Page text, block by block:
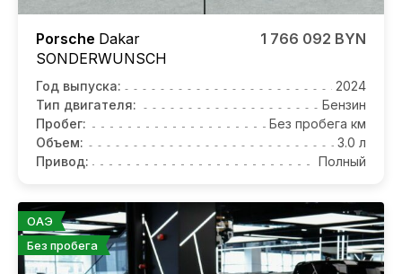
Porsche Dakar
SONDERWUNSCH
1 766 092 BYN
Год выпуска:
2024
Тип двигателя:
Бензин
Пробег:
Без пробега км
Объем:
3.0 л
Привод:
Полный
ОАЭ
Без пробега